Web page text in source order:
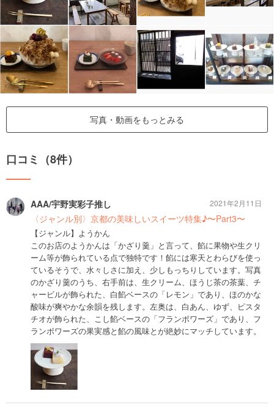
写真・動画をもっとみる
口コミ（8件）
AAA/宇野実彩子推し
〈ジャンル別〉京都の美味しいスイーツ特集♪〜Part3〜
【ジャンル】ようかん
このお店のようかんは「かざり羹」と言って、餡に果物や生クリ
ーム等が飾られている点で独特です！餡には寒天とわらびを使っ
ているそうで、水々しさに加え、少しもっちりしています。写真
のかざり羹のうち、右手前は、生クリーム、ほうじ茶の茶葉、チ
ャービルが飾られた、白餡ベースの「レモン」であり、ほのかな
酸味が爽やかな余韻を残します。左奥は、白あん、ゆず、ピスタ
チオが飾られた、こし餡ベースの「フランボワーズ」であり、フ
ランボワーズの果実感と餡の風味とが絶妙にマッチしています。
2021年2月11日